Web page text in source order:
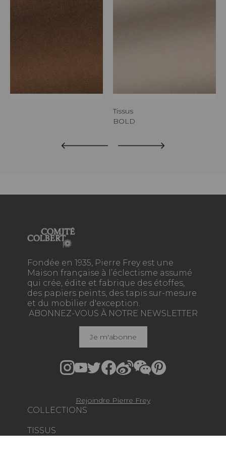
Tissus
BOLD
Fondée en 1935, Pierre Frey est une
Maison française à l’éclectisme assumé
qui crée, édite et fabrique des étoffes,
des papiers peints, des tapis sur-mesure
et du mobilier d'exception.
COLLECTIONS
TISSUS
ABONNEZ-VOUS À NOTRE NEWSLETTER
Je m'abonne
Rejoindre Pierre Frey